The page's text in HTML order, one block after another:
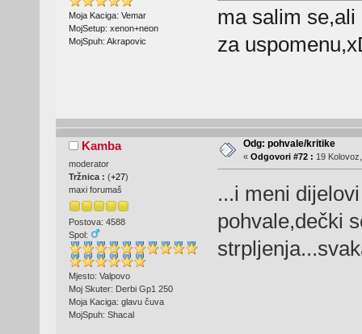
Moja Kaciga: Vemar
MojSetup: xenon+neon
MojSpuh: Akrapovic
ma salim
za
Kamba
moderator
Tržnica : (+27)
maxi forumaš
Postova: 4588
Spol:
Mjesto: Valpovo
Moj Skuter: Derbi Gp1 250
Moja Kaciga: glavu čuva
MojSpuh: Shacal
Odg: pohvale/kritike
« Odgovori #72 : 19
...i meni
pohvale,dečki